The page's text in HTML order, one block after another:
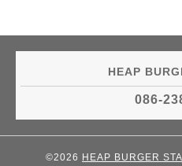
HEAP
086-
©2026 HEAP BURGER